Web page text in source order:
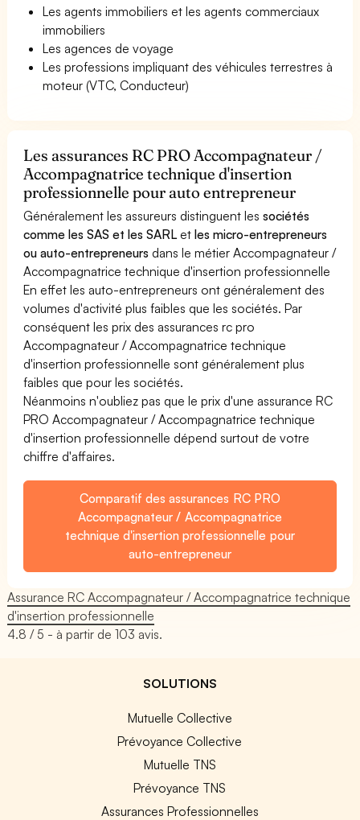
Les agents immobiliers et les agents commerciaux
immobiliers
Les agences de voyage
Les professions impliquant des véhicules terrestres à
moteur (VTC, Conducteur)
Les assurances RC PRO Accompagnateur /
Accompagnatrice technique d'insertion
professionnelle pour auto entrepreneur
Généralement les assureurs distinguent lessociétés
comme les SAS et les SARL etles micro-entrepreneurs
ou auto-entrepreneurs dans le métier Accompagnateur /
Accompagnatrice technique d'insertion professionnelle
En effet les auto-entrepreneurs ont généralement des
volumes d'activité plus faibles que les sociétés. Par
conséquent les prix des assurances rc pro
Accompagnateur / Accompagnatrice technique
d'insertion professionnelle sont généralement plus
faibles que pour les sociétés.
Néanmoins n'oubliez pas que le prix d'une assurance RC
PRO Accompagnateur / Accompagnatrice technique
d'insertion professionnelle dépend surtout de votre
chiffre d'affaires.
Comparatif des assurances RC PRO
Accompagnateur / Accompagnatrice
technique d'insertion professionnelle pour
auto-entrepreneur
Assurance RC Accompagnateur / Accompagnatrice technique
d'insertion professionnelle
4.8 / 5 - à partir de103 avis.
SOLUTIONS
Mutuelle Collective
Prévoyance Collective
Mutuelle TNS
Prévoyance TNS
Assurances Professionnelles